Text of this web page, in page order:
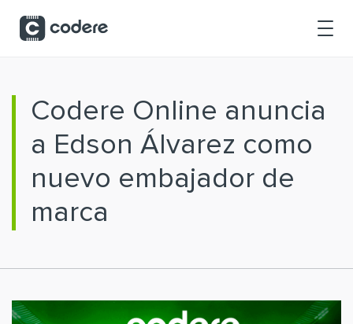
Codere Online anuncia
a Edson Álvarez como
nuevo embajador de
marca